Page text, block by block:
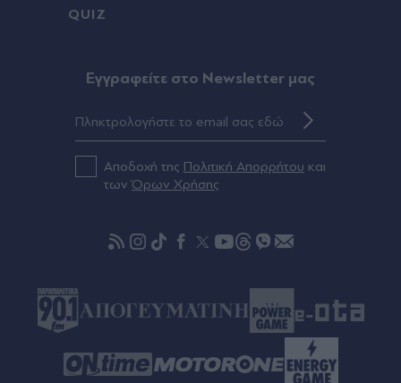
Τραμπ: Σχέδιο για κατάργηση της υπηκοότητας
Ανδρομάχη: Ποζάρει μέσα στη θάλασσα με
πολύχρωμο μπικίνι ασορτί μπολερό - "Μπανάκι"
από 30.000 οπαδοί αποθέωσαν τον Αιγύπτιο
στην παρουσίασή του! (Εικόνες & βίντεο)
QUIZ
Eγγραφείτε στο Newsletter μας
Αποδοχή της Πολιτική Απορρήτου και
τωνΌρων Χρήσης